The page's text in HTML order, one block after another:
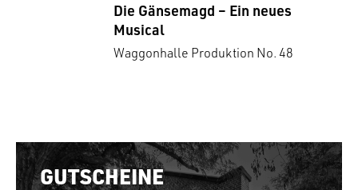
Die Gänsemagd – Ein neues
Musical
Waggonhalle Produktion No. 48
GUTSCHEINE